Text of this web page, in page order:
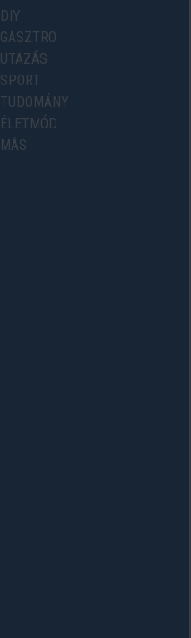
DIY
GASZTRO
UTAZÁS
SPORT
TUDOMÁNY
ÉLETMÓD
MÁS